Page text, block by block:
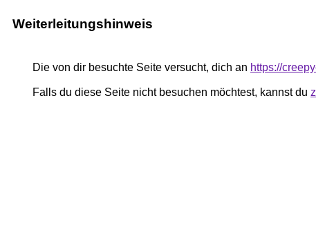
Weiterleitungshinweis
Die von dir besuchte Seite versucht, dich an https://
Falls du diese Seite nicht besuchen möchtest, kannst du